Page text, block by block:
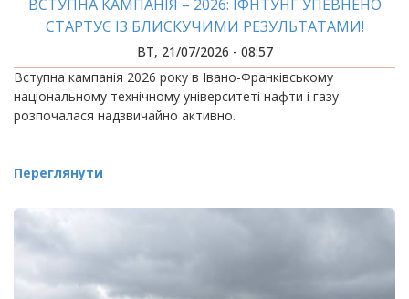
ВСТУПНА КАМПАНІЯ – 2026: ІФНТУНГ УПЕВНЕНО
СТАРТУЄ ІЗ БЛИСКУЧИМИ РЕЗУЛЬТАТАМИ!
ВТ, 21/07/2026 - 08:57
Вступна кампанія 2026 року в Івано-Франківському
національному технічному університеті нафти і газу
розпочалася надзвичайно активно.
Переглянути